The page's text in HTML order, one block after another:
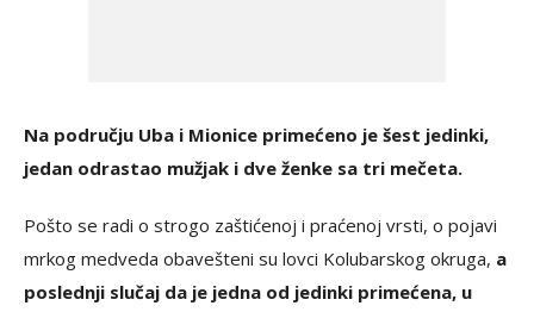
Na području Uba i Mionice primećeno je šest jedinki,
jedan odrastao mužjak i dve ženke sa tri mečeta.
Pošto se radi o strogo zaštićenoj i praćenoj vrsti, o pojavi
mrkog medveda obavešteni su lovci Kolubarskog okruga, a
poslednji slučaj da je jedna od jedinki primećena, u